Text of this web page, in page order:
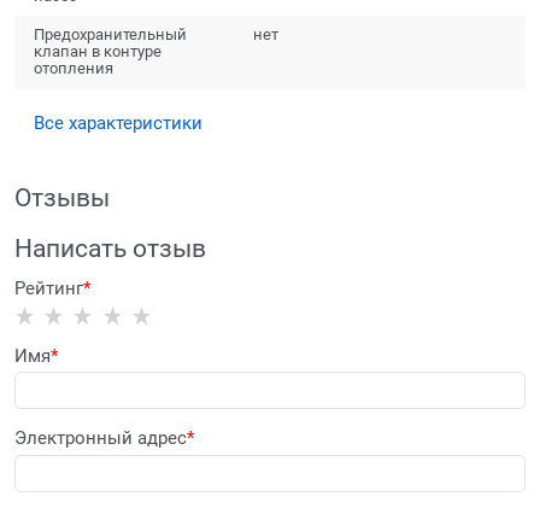
Предохранительный
клапан в контуре
отопления
нет
Все характеристики
Отзывы
Написать отзыв
Рейтинг
Имя
Электронный адрес